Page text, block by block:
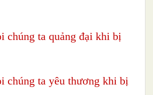
chúng ta quảng đại khi bị
chúng ta yêu thương khi bị